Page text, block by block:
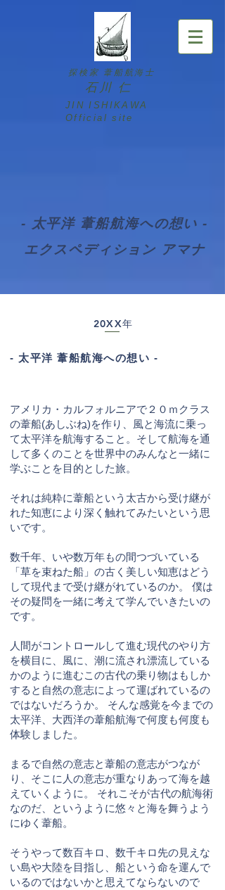
探検家 葦船航海士
石川 仁
JIN ISHIKAWA ​
Official site
- 太平洋 葦船航海への想い -
​エクスペディション アマナ
20XX年
- 太平洋 葦船航海への想い -
アメリカ・カルフォルニアで２０ｍクラス
の葦船(あしぶね)を作り、風と海流に乗っ
て太平洋を航海すること。そして航海を通
して多くのことを世界中のみんなと一緒に
学ぶことを目的とした旅。
それは純粋に葦船という太古から受け継が
れた知恵により深く触れてみたいという思
いです。
数千年、いや数万年もの間つづいている
「草を束ねた船」の古く美しい知恵はどう
して現代まで受け継がれているのか。 僕は
その疑問を一緒に考えて学んでいきたいの
です。
人間がコントロールして進む現代のやり方
を横目に、風に、潮に流され漂流している
かのように進むこの古代の乗り物はもしか
すると自然の意志によって運ばれているの
ではないだろうか。 そんな感覚を今までの
太平洋、大西洋の葦船航海で何度も何度も
体験しました。
まるで自然の意志と葦船の意志がつなが
り、そこに人の意志が重なりあって海を越
えていくように。 それこそが古代の航海術
なのだ、というように悠々と海を舞うよう
にゆく葦船。
そうやって数百キロ、数千キロ先の見えな
い島や大陸を目指し、船という命を運んで
いるのではないかと思えてならないので